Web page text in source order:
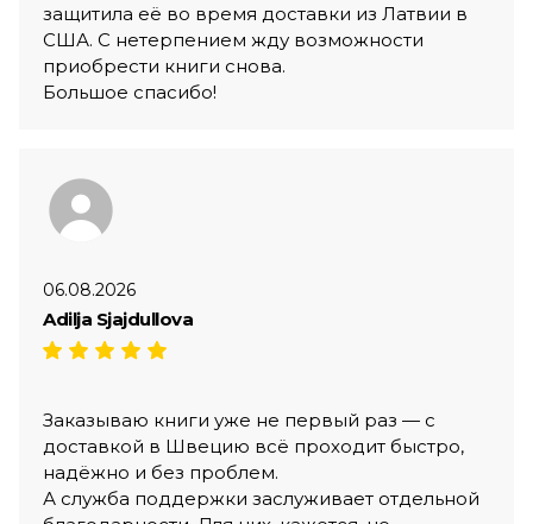
защитила её во время доставки из Латвии в
США. С нетерпением жду возможности
приобрести книги снова.
Большое спасибо!
06.08.2026
Adilja Sjajdullova
Заказываю книги уже не первый раз — с
доставкой в Швецию всё проходит быстро,
надёжно и без проблем.
А служба поддержки заслуживает отдельной